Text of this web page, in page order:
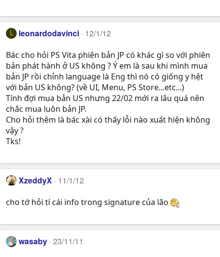
L leonardodavinci 12/1/12
Bác cho hỏi PS Vita phiên bản JP có khác gì so với phiên
bản phát hành ở US không ? Ý em là sau khi mình mua
bản JP rồi chỉnh language là Eng thì nó có giống y hệt
với bản US không? (về UI, Menu, PS Store...etc...)
Tính đợi mua bản US nhưng 22/02 mới ra lâu quá nên
chắc mua luôn bản JP.
Cho hỏi thêm là bác xài có thấy lỗi nào xuất hiện không
vậy ?
Tks!
XzeddyX 11/1/12
cho tớ hỏi tí cái info trong signature của lão
wasaby 23/11/11